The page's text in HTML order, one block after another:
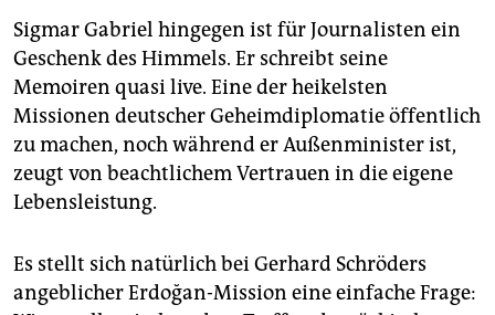
Sigmar Gabriel hingegen ist für Journalisten ein
Geschenk des Himmels. Er schreibt seine
Memoiren quasi live. Eine der heikelsten
Missionen deutscher Geheimdiplomatie öffentlich
zu machen, noch während er Außenminister ist,
zeugt von beachtlichem Vertrauen in die eigene
Lebensleistung.
Es stellt sich natürlich bei Gerhard Schröders
angeblicher Erdoğan-Mission eine einfache Frage: